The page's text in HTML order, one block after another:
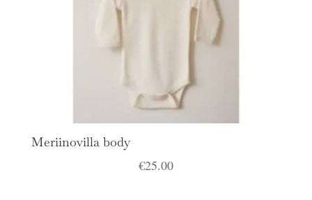
Meriinovilla body
€25.00